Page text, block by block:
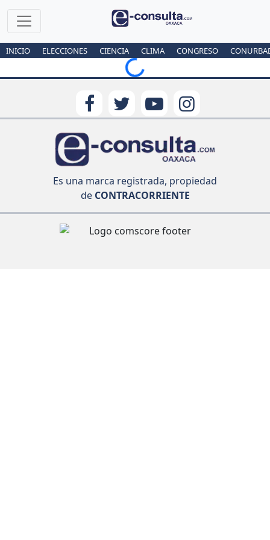
INICIO ELECCIONES CIENCIA CLIMA CONGRESO
Loading...
Es una marca registrada, propiedad
deCONTRACORRIENTE